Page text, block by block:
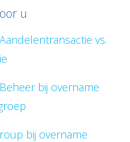
u
vs.
bij overname
bij overname